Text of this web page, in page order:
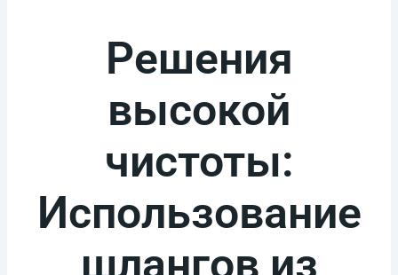
Решения
высокой
чистоты:
Использование
шлангов из